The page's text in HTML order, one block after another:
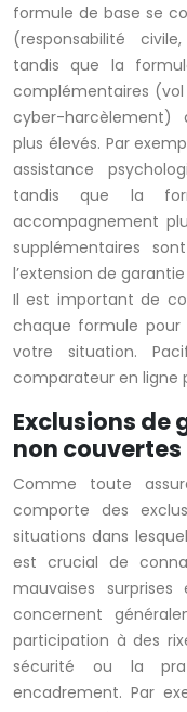
formule de base se
(responsabilité
tandis que la
complémentaires
cyber-harcèlement)
plus élevés. Par
assistance
tandis que la
accompagnement
supplémentaires
l’extension de
Il est important de
chaque formule
votre situation.
comparateur en ligne
Exclusions de
non couvertes
Comme toute
comporte des
situations dans
est crucial de
mauvaises
concernent
participation à des
sécurité ou la
encadrement. Par